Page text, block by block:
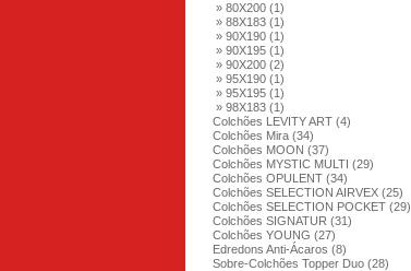
» 80X200 (1)
» 88X183 (1)
» 90X190 (1)
» 90X195 (1)
» 90X200 (2)
» 95X190 (1)
» 95X195 (1)
» 98X183 (1)
Colchões LEVITY ART (4)
Colchões Mira (34)
Colchões MOON (37)
Colchões MYSTIC MULTI (29)
Colchões OPULENT (34)
Colchões SELECTION AIRVEX (25)
Colchões SELECTION POCKET (29)
Colchões SIGNATUR (31)
Colchões YOUNG (27)
Edredons Anti-Ácaros (8)
Sobre-Colchões Topper Duo (28)